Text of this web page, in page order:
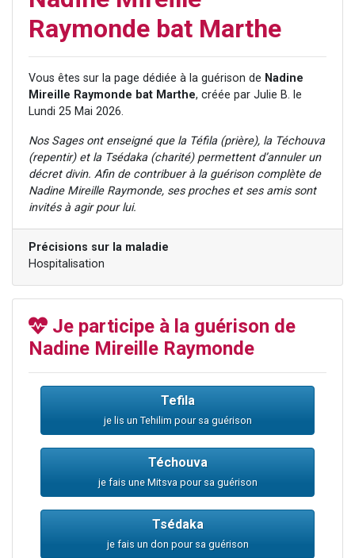
30 personnes viennent de faire un don pour Sauvez la jambe de Yohan
Il reste 49 places pour étudier en groupe sur Zoom
12 nouvelles musiques dans Torah-Box Music
Raymonde bat Marthe
Vous êtes sur la page dédiée à la guérison de Nadine
Mireille Raymonde bat Marthe, créée par Julie B. le
Lundi 25 Mai 2026.
Nos Sages ont enseigné que la Téfila (prière), la Téchouva
(repentir) et la Tsédaka (charité) permettent d’annuler un
décret divin. Afin de contribuer à la guérison complète de
Nadine Mireille Raymonde, ses proches et ses amis sont
invités à agir pour lui.
Précisions sur la maladie
Hospitalisation
Je participe à la guérison de
Nadine Mireille Raymonde
Tefila
je lis un Tehilim pour sa guérison
Téchouva
je fais une Mitsva pour sa guérison
Tsédaka
je fais un don pour sa guérison